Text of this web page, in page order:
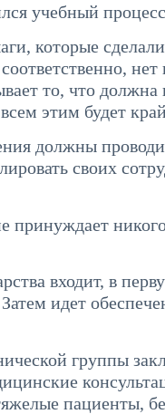
учебный
которые
то, что должна
этим будет
должны
своих
принуждает
входит, в
идет
группы
пациенты,